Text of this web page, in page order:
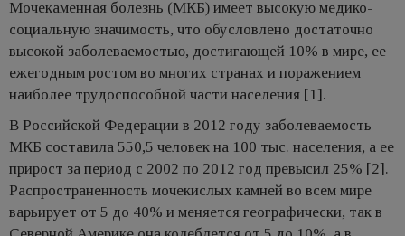
Мочекаменная болезнь (МКБ) имеет высокую медико-
социальную значимость, что обусловлено достаточно
высокой заболеваемостью, достигающей 10% в мире, ее
ежегодным ростом во многих странах и поражением
наиболее трудоспособной части населения [1].
В Российской Федерации в 2012 году заболеваемость
МКБ составила 550,5 человек на 100 тыс. населения, а ее
прирост за период с 2002 по 2012 год превысил 25% [2].
Распространенность мочекислых камней во всем мире
варьирует от 5 до 40% и меняется географически, так в